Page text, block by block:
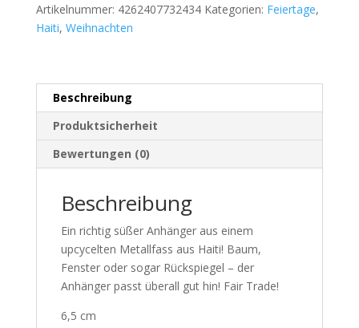
Artikelnummer: 4262407732434 Kategorien: Feiertage,
Haiti, Weihnachten
Beschreibung
Produktsicherheit
Bewertungen (0)
Beschreibung
Ein richtig süßer Anhänger aus einem
upcycelten Metallfass aus Haiti! Baum,
Fenster oder sogar Rückspiegel – der
Anhänger passt überall gut hin! Fair Trade!
6,5 cm